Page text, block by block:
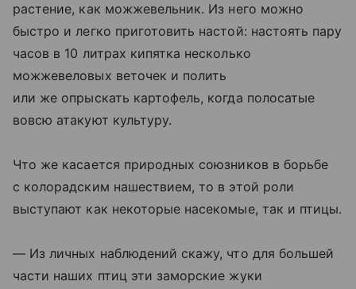
растение, как можжевельник. Из него можно
быстро и легко приготовить настой: настоять пару
часов в 10 литрах кипятка несколько
можжевеловых веточек и полить
или же опрыскать картофель, когда полосатые
вовсю атакуют культуру.
Что же касается природных союзников в борьбе
с колорадским нашествием, то в этой роли
выступают как некоторые насекомые, так и птицы.
— Из личных наблюдений скажу, что для большей
части наших птиц эти заморские жуки